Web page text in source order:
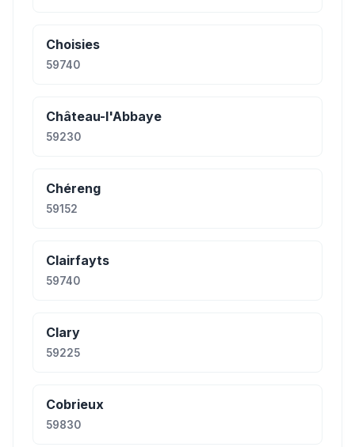
Choisies
59740
Château-l'Abbaye
59230
Chéreng
59152
Clairfayts
59740
Clary
59225
Cobrieux
59830